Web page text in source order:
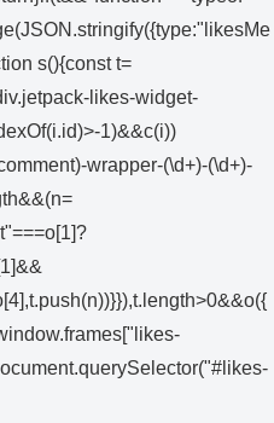
s(){const t=
likes-widget-
1)&&c(i))
wrapper-(\d+)-(\d+)-